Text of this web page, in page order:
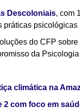
Descoloniais, com
do CFP
da
climática na
com foco em